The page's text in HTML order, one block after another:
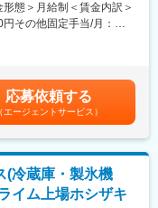
発想をみんなで育てる風
イフバランスを大切にす
務の効率化が叶っていま
態＞月給制＜賃金内訳＞
その他固定手当/月：
年1回(4月)賞与：年2回(7
定手当：地域手当5,000
養家族がいる際は、
用期間終了後、または6
は実残業代を支給。賃金
通じて上下する可能性が
た表記です。
応募依頼する
（エージェントサービス）
(冷蔵庫・製氷機
ム上場ホシザキ